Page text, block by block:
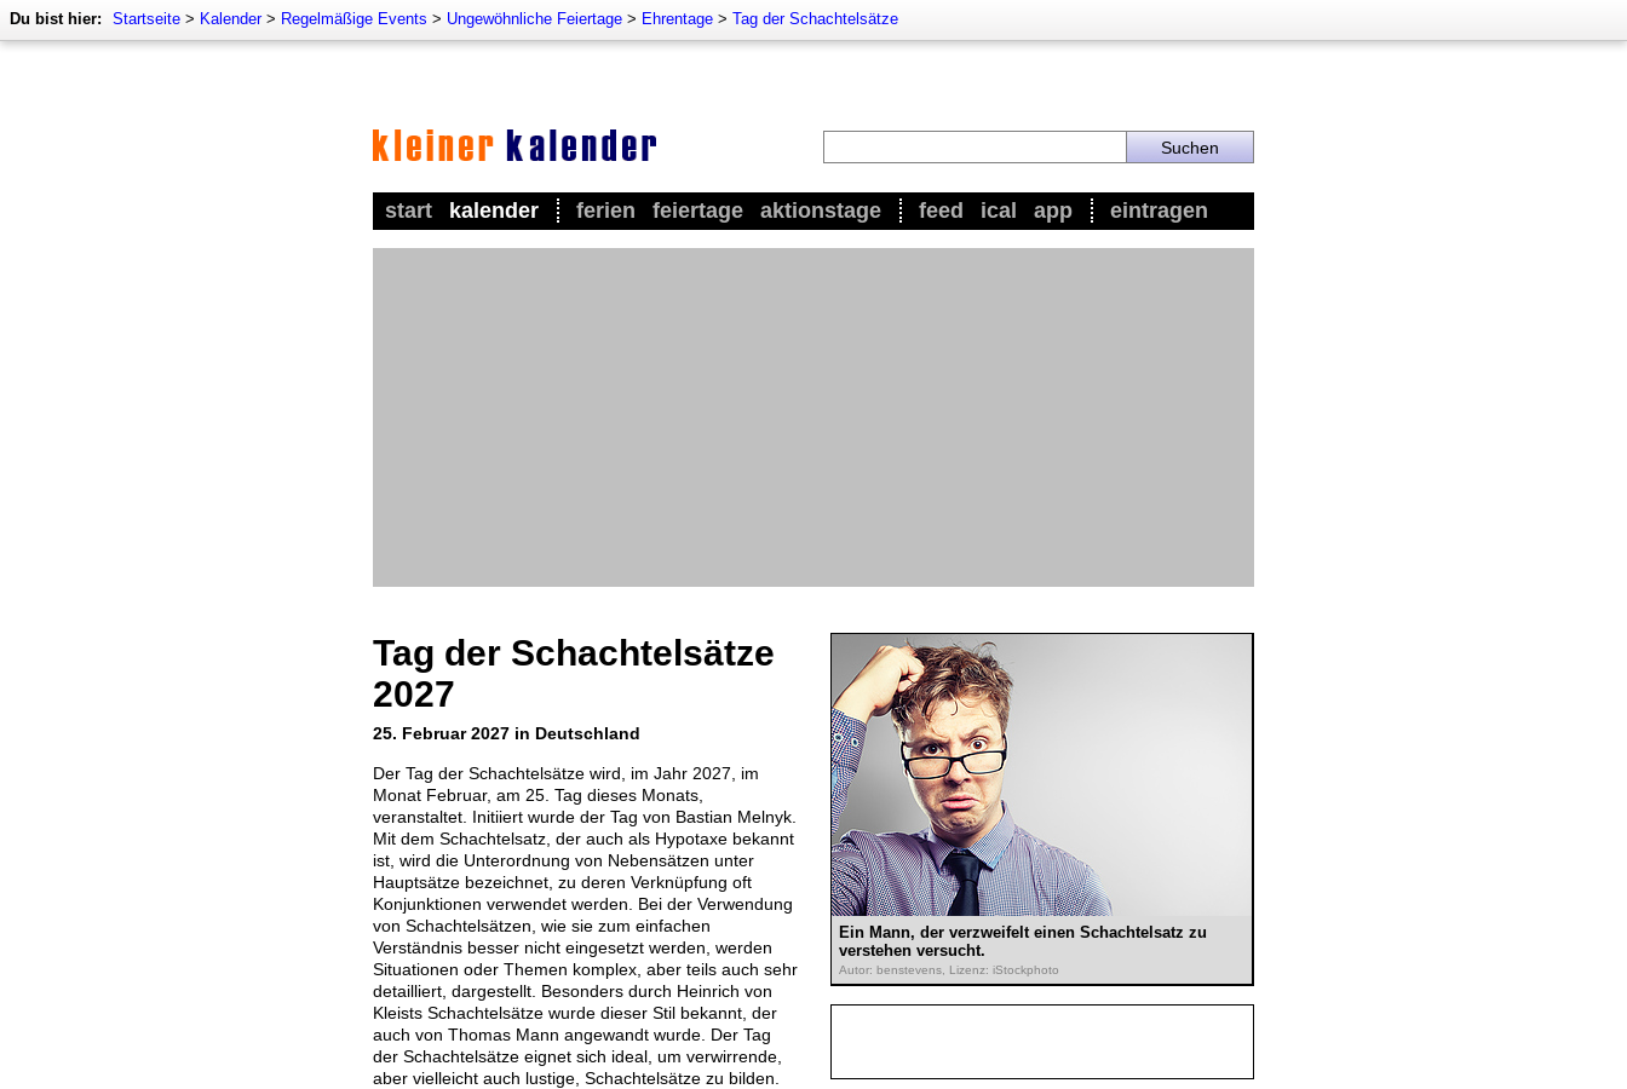
Du bist hier: Startseite > Kalender> Regelmäßige Events > Ungewöhnliche Feiertage > Ehrentage > Tag der Schachtelsätze
start kalender ferien feiertage aktionstage feed ical app eintragen
Tag der Schachtelsätze
2027
25. Februar 2027 in Deutschland
Ein Mann, der verzweifelt einen Schachtelsatz zu
verstehen versucht.
Autor: benstevens, Lizenz: iStockphoto
Der Tag der Schachtelsätze wird, im Jahr 2027, im
Monat Februar, am 25. Tag dieses Monats,
veranstaltet. Initiiert wurde der Tag von Bastian Melnyk.
Mit dem Schachtelsatz, der auch als Hypotaxe bekannt
ist, wird die Unterordnung von Nebensätzen unter
Hauptsätze bezeichnet, zu deren Verknüpfung oft
Konjunktionen verwendet werden. Bei der Verwendung
von Schachtelsätzen, wie sie zum einfachen
Verständnis besser nicht eingesetzt werden, werden
Situationen oder Themen komplex, aber teils auch sehr
detailliert, dargestellt. Besonders durch Heinrich von
Kleists Schachtelsätze wurde dieser Stil bekannt, der
auch von Thomas Mann angewandt wurde. Der Tag
der Schachtelsätze eignet sich ideal, um verwirrende,
aber vielleicht auch lustige, Schachtelsätze zu bilden.